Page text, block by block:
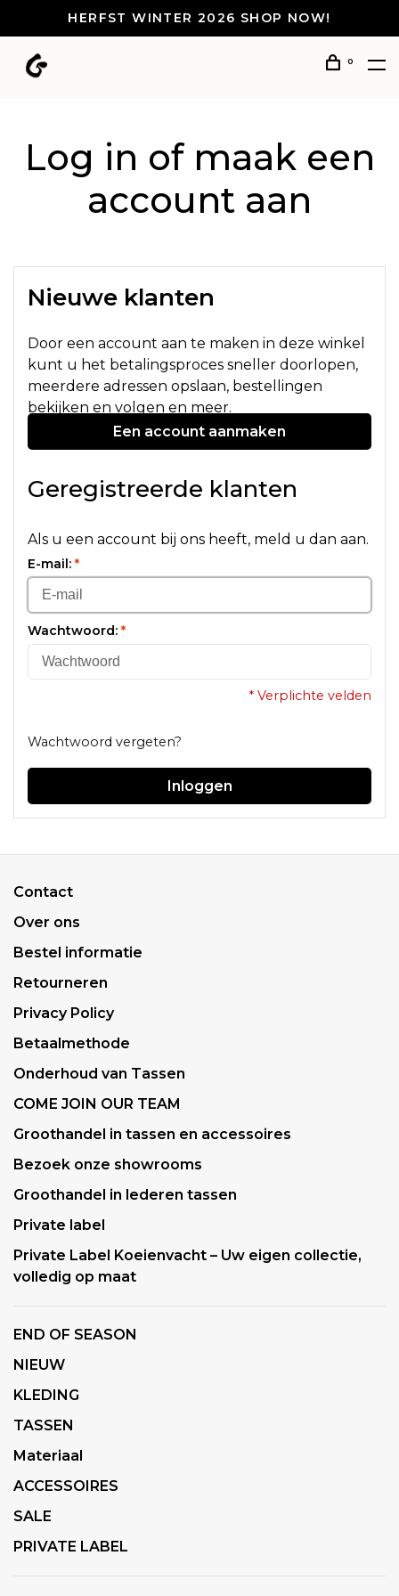
HERFST WINTER 2026 SHOP NOW!
0
Log in of maak een
account aan
Nieuwe klanten
Door een account aan te maken in deze winkel
kunt u het betalingsproces sneller doorlopen,
meerdere adressen opslaan, bestellingen
bekijken en volgen en meer.
Een account aanmaken
Geregistreerde klanten
Als u een account bij ons heeft, meld u dan aan.
E-mail: *
Wachtwoord: *
* Verplichte velden
Wachtwoord vergeten?
Inloggen
Contact
Over ons
Bestel informatie
Retourneren
Privacy Policy
Betaalmethode
Onderhoud van Tassen
COME JOIN OUR TEAM
Groothandel in tassen en accessoires
Bezoek onze showrooms
Groothandel in lederen tassen
Private label
Private Label Koeienvacht – Uw eigen collectie,
volledig op maat
END OF SEASON
NIEUW
KLEDING
TASSEN
Materiaal
ACCESSOIRES
SALE
PRIVATE LABEL